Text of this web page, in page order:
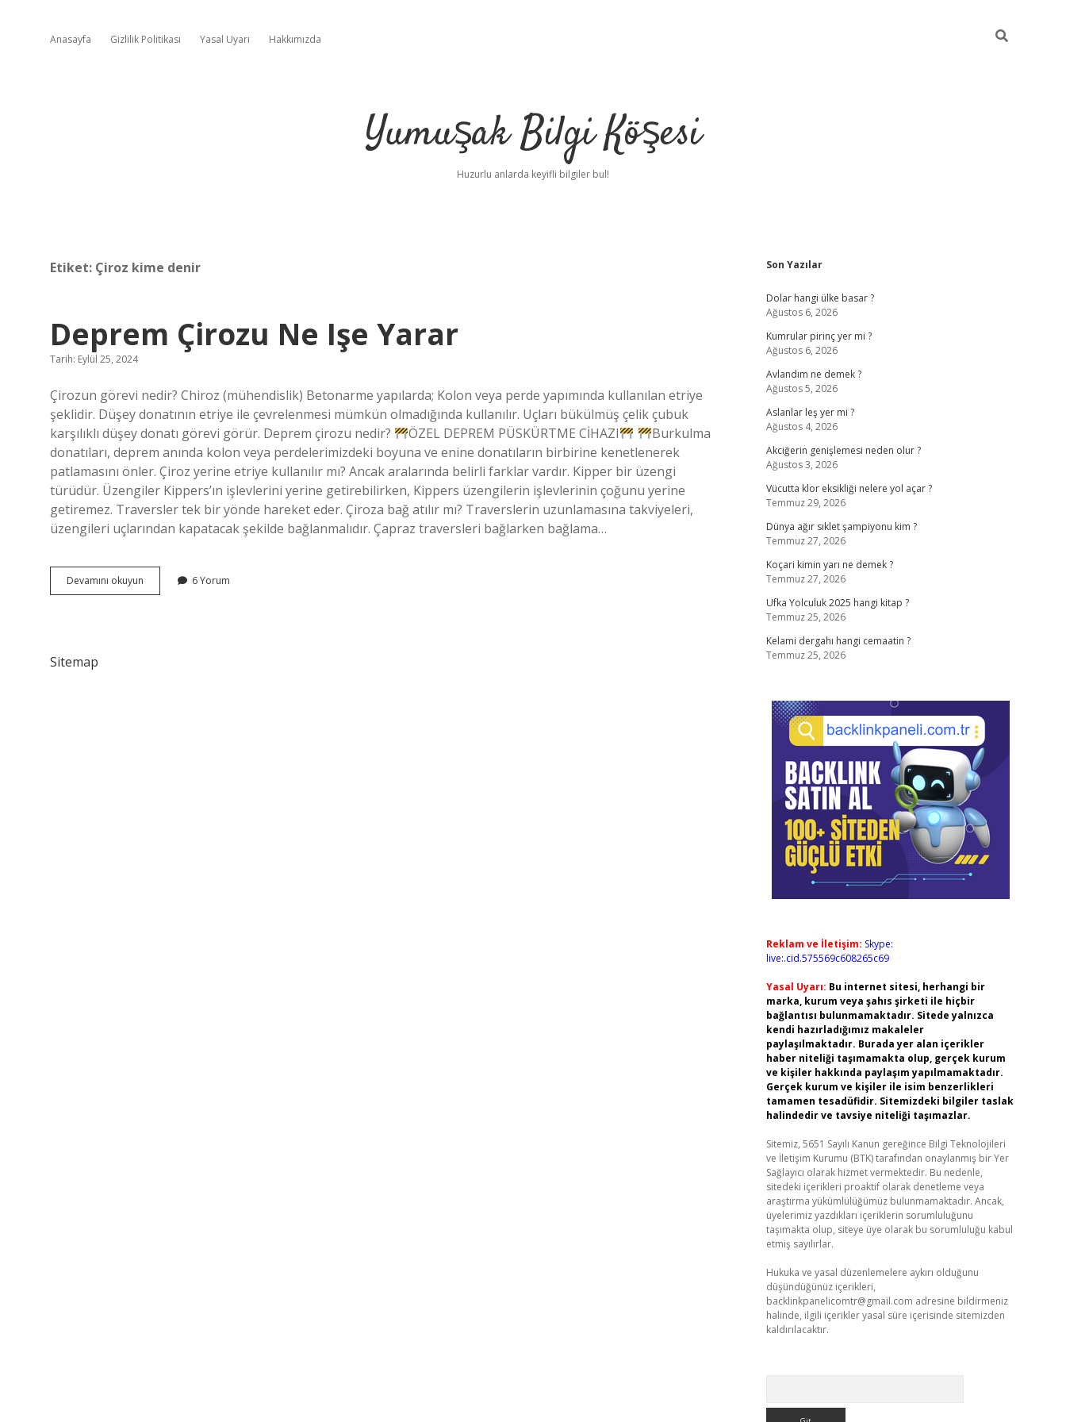
Anasayfa Gizlilik Politikası Yasal Uyarı Hakkımızda
Yumuşak Bilgi Köşesi
Huzurlu anlarda keyifli bilgiler bul!
Etiket: Çiroz kime denir
Deprem Çirozu Ne Işe Yarar
Tarih: Eylül 25, 2024
Çirozun görevi nedir? Chiroz (mühendislik) Betonarme yapılarda; Kolon veya perde yapımında kullanılan etriye
şeklidir. Düşey donatının etriye ile çevrelenmesi mümkün olmadığında kullanılır. Uçları bükülmüş çelik çubuk
karşılıklı düşey donatı görevi görür. Deprem çirozu nedir?
ÖZEL DEPREM PÜSKÜRTME CİHAZI
Burkulma
donatıları, deprem anında kolon veya perdelerimizdeki boyuna ve enine donatıların birbirine kenetlenerek
patlamasını önler. Çiroz yerine etriye kullanılır mı? Ancak aralarında belirli farklar vardır. Kipper bir üzengi
türüdür. Üzengiler Kippers’ın işlevlerini yerine getirebilirken, Kippers üzengilerin işlevlerinin çoğunu yerine
getiremez. Traversler tek bir yönde hareket eder. Çiroza bağ atılır mı? Traverslerin uzunlamasına takviyeleri,
üzengileri uçlarından kapatacak şekilde bağlanmalıdır. Çapraz traversleri bağlarken bağlama…
Devamını okuyun Deprem
Çirozu
6 Yorum
Sitemap
Sidebar
Son Yazılar
Dolar hangi ülke basar ?
Ağustos 6, 2026
Kumrular pirinç yer mi ?
Ağustos 6, 2026
Avlandım ne demek ?
Ağustos 5, 2026
Aslanlar leş yer mi ?
Ağustos 4, 2026
Akciğerin genişlemesi neden olur ?
Ağustos 3, 2026
Vücutta klor eksikliği nelere yol açar ?
Temmuz 29, 2026
Dünya ağır sıklet şampiyonu kim ?
Temmuz 27, 2026
Koçari kimin yarı ne demek ?
Temmuz 27, 2026
Ufka Yolculuk 2025 hangi kitap ?
Temmuz 25, 2026
Kelami dergahı hangi cemaatin ?
Temmuz 25, 2026
Reklam ve İletişim: Skype:
live:.cid.575569c608265c69
Yasal Uyarı: Bu internet sitesi, herhangi bir
marka, kurum veya şahıs şirketi ile hiçbir
bağlantısı bulunmamaktadır. Sitede yalnızca
kendi hazırladığımız makaleler
paylaşılmaktadır. Burada yer alan içerikler
haber niteliği taşımamakta olup, gerçek kurum
ve kişiler hakkında paylaşım yapılmamaktadır.
Gerçek kurum ve kişiler ile isim benzerlikleri
tamamen tesadüfidir. Sitemizdeki bilgiler taslak
halindedir ve tavsiye niteliği taşımazlar.
Sitemiz, 5651 Sayılı Kanun gereğince Bilgi Teknolojileri
ve İletişim Kurumu (BTK) tarafından onaylanmış bir Yer
Sağlayıcı olarak hizmet vermektedir. Bu nedenle,
sitedeki içerikleri proaktif olarak denetleme veya
araştırma yükümlülüğümüz bulunmamaktadır. Ancak,
üyelerimiz yazdıkları içeriklerin sorumluluğunu
taşımakta olup, siteye üye olarak bu sorumluluğu kabul
etmiş sayılırlar.
Hukuka ve yasal düzenlemelere aykırı olduğunu
düşündüğünüz içerikleri,
backlinkpanelicomtr@gmail.com adresine bildirmeniz
halinde, ilgili içerikler yasal süre içerisinde sitemizden
kaldırılacaktır.